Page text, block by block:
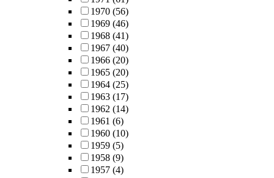
1970 (56)
1969 (46)
1968 (41)
1967 (40)
1966 (20)
1965 (20)
1964 (25)
1963 (17)
1962 (14)
1961 (6)
1960 (10)
1959 (5)
1958 (9)
1957 (4)